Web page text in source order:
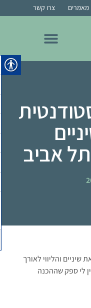
מאמרים צרו קשר
אביב
והליווי לאורך
לי ספק שההכנה